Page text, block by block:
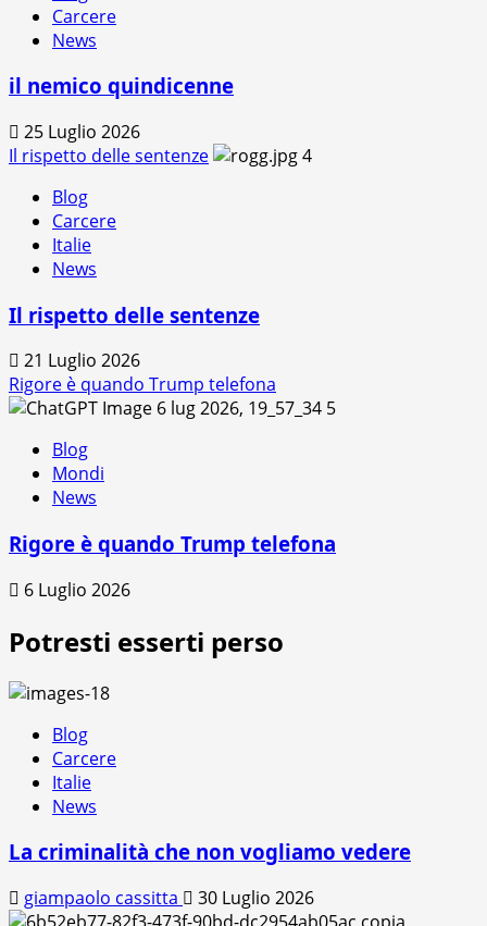
Carcere
News
il nemico quindicenne
25 Luglio 2026
Il rispetto delle sentenze
4
Blog
Carcere
Italie
News
Il rispetto delle sentenze
21 Luglio 2026
Rigore è quando Trump telefona
5
Blog
Mondi
News
Rigore è quando Trump telefona
6 Luglio 2026
Potresti esserti perso
Blog
Carcere
Italie
News
La criminalità che non vogliamo vedere
giampaolo cassitta 30 Luglio 2026